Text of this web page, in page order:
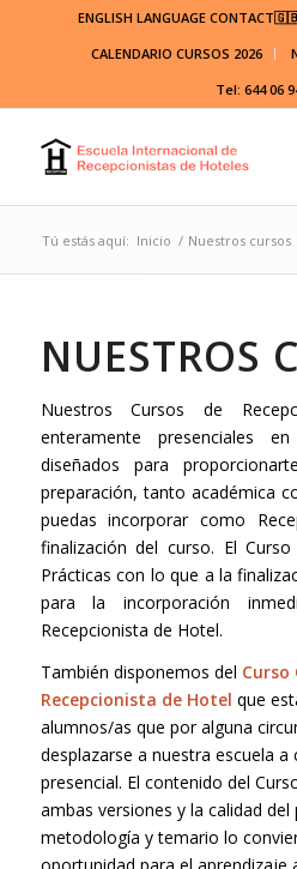
ENGLISH LANGUAGE
CALENDARIO CURSOS 2026
Tel: 644 06
Tú estás aquí: Inicio / Nuestros cursos
NUESTROS
Nuestros Cursos de
enteramente presenciales
diseñados para
preparación, tanto académica
puedas incorporar como
finalización del curso. El
Prácticas con lo que a la
para la incorporación
Recepcionista de Hotel.
También disponemos del Curso
Recepcionista de Hotel que
alumnos/as que por alguna
desplazarse a nuestra escuela a
presencial. El contenido del
ambas versiones y la calidad
metodología y temario lo